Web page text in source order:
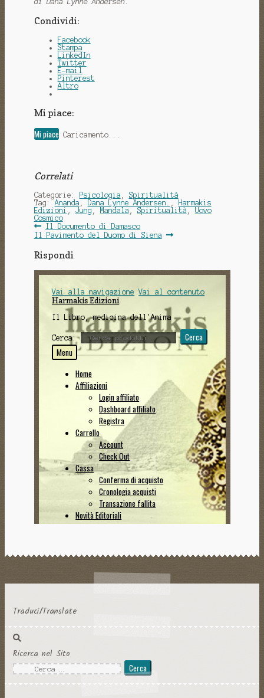
Condividi:
Facebook
Stampa
LinkedIn
Twitter
E-mail
Pinterest
Altro
Mi piace:
Mi piace Caricamento...
Correlati
Categorie: Psicologia
Spiritualità
Tag: Ananda Dana Lynne Andersen.
Harmakis
Edizioni
Jung Mandala Spiritualità
Uovo
Cosmico
Navigazione
articoli
Articolo
precedente:
Il Documento di Damasco
Articolo
successivo:
Il Pavimento del Duomo di Siena
Rispondi
Traduci/Translate
Ricerca nel Sito
Ricerca